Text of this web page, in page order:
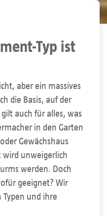
Typ ist
aber ein massives
die Basis, auf der
auch für alles, was
in den Garten
Gewächshaus
wird unweigerlich
werden. Doch
geeignet? Wir
und ihre